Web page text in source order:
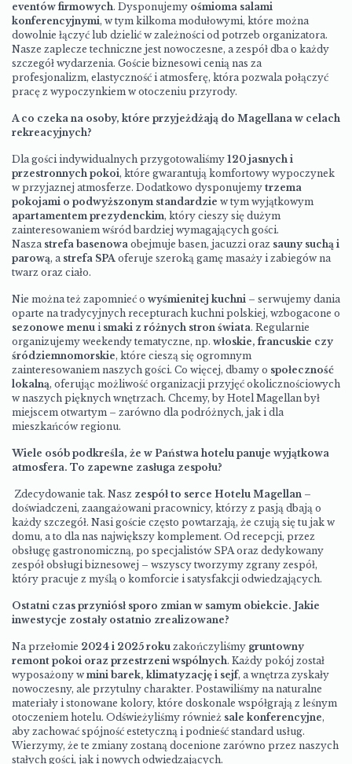
eventów firmowych. Dysponujemy ośmioma salami
konferencyjnymi, w tym kilkoma modułowymi, które można
dowolnie łączyć lub dzielić w zależności od potrzeb organizatora.
Nasze zaplecze techniczne jest nowoczesne, a zespół dba o każdy
szczegół wydarzenia. Goście biznesowi cenią nas za
profesjonalizm, elastyczność i atmosferę, która pozwala połączyć
pracę z wypoczynkiem w otoczeniu przyrody.
A co czeka na osoby, które przyjeżdżają do Magellana w celach
rekreacyjnych?
Dla gości indywidualnych przygotowaliśmy 120 jasnych i
przestronnych pokoi, które gwarantują komfortowy wypoczynek
w przyjaznej atmosferze. Dodatkowo dysponujemy trzema
pokojami o podwyższonym standardzie w tym wyjątkowym
apartamentem prezydenckim, który cieszy się dużym
zainteresowaniem wśród bardziej wymagających gości.
Nasza strefa basenowa obejmuje basen, jacuzzi oraz sauny suchą i
parową, a strefa SPA oferuje szeroką gamę masaży i zabiegów na
twarz oraz ciało.
Nie można też zapomnieć o wyśmienitej kuchni – serwujemy dania
oparte na tradycyjnych recepturach kuchni polskiej, wzbogacone o
sezonowe menu i smaki z różnych stron świata. Regularnie
organizujemy weekendy tematyczne, np. włoskie, francuskie czy
śródziemnomorskie, które cieszą się ogromnym
zainteresowaniem naszych gości. Co więcej, dbamy o społeczność
lokalną, oferując możliwość organizacji przyjęć okolicznościowych
w naszych pięknych wnętrzach. Chcemy, by Hotel Magellan był
miejscem otwartym – zarówno dla podróżnych, jak i dla
mieszkańców regionu.
Wiele osób podkreśla, że w Państwa hotelu panuje wyjątkowa
atmosfera. To zapewne zasługa zespołu?
Zdecydowanie tak. Nasz zespół to serce Hotelu Magellan –
doświadczeni, zaangażowani pracownicy, którzy z pasją dbają o
każdy szczegół. Nasi goście często powtarzają, że czują się tu jak w
domu, a to dla nas największy komplement. Od recepcji, przez
obsługę gastronomiczną, po specjalistów SPA oraz dedykowany
zespół obsługi biznesowej – wszyscy tworzymy zgrany zespół,
który pracuje z myślą o komforcie i satysfakcji odwiedzających.
Ostatni czas przyniósł sporo zmian w samym obiekcie. Jakie
inwestycje zostały ostatnio zrealizowane?
Na przełomie 2024 i 2025 roku zakończyliśmy gruntowny
remont pokoi oraz przestrzeni wspólnych. Każdy pokój został
wyposażony w mini barek, klimatyzację i sejf, a wnętrza zyskały
nowoczesny, ale przytulny charakter. Postawiliśmy na naturalne
materiały i stonowane kolory, które doskonale współgrają z leśnym
otoczeniem hotelu. Odświeżyliśmy również sale konferencyjne,
aby zachować spójność estetyczną i podnieść standard usług.
Wierzymy, że te zmiany zostaną docenione zarówno przez naszych
stałych gości, jak i nowych odwiedzających.